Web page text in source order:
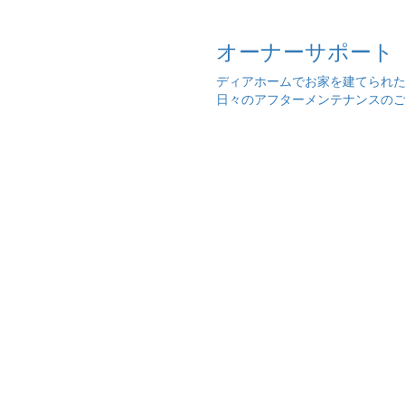
オーナーサポート
ディアホームでお家を建てられた
日々のアフターメンテナンスの